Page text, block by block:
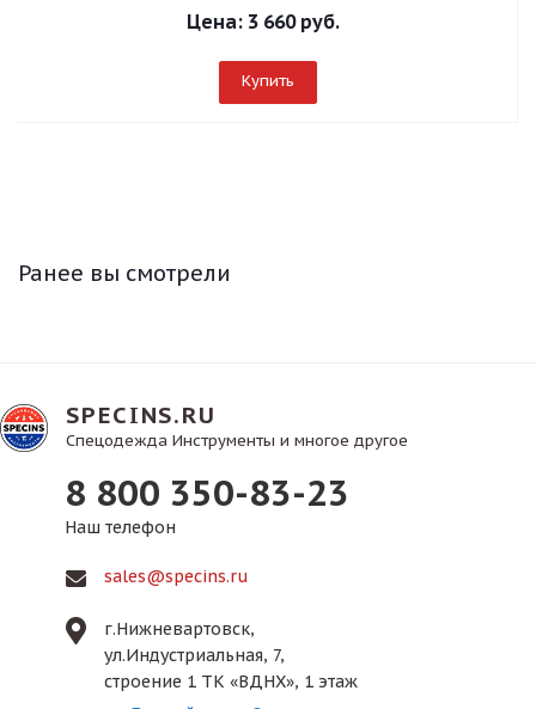
Цена: 3 660 руб.
Купить
Ранее вы смотрели
SPECINS.RU
Спецодежда Инструменты и многое другое
8 800 350-83-23
Наш телефон
sales@specins.ru
г.Нижневартовск,
ул.Индустриальная, 7,
строение 1 ТК «ВДНХ», 1 этаж